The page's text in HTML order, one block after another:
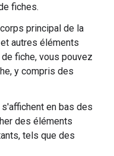
fiches.
principal de la
autres éléments
fiche, vous pouvez
y compris des
s'affichent en bas des
des éléments
tels que des